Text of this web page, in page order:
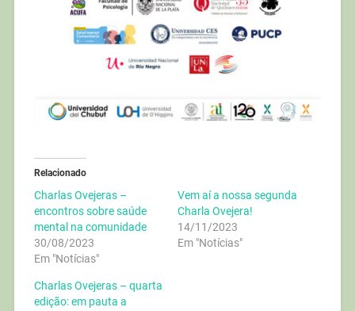
Relacionado
Charlas Ovejeras –
encontros sobre saúde
mental na comunidade
30/08/2023
Em "Notícias"
Vem aí a nossa segunda
Charla Ovejera!
14/11/2023
Em "Notícias"
Charlas Ovejeras – quarta
edição: em pauta a